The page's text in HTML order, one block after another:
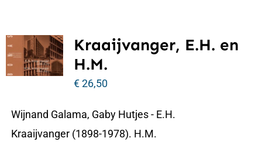
Kraaijvanger, E.H. en
H.M.
€26,50
Wijnand Galama, Gaby Hutjes - E.H.
Kraaijvanger (1898-1978). H.M.